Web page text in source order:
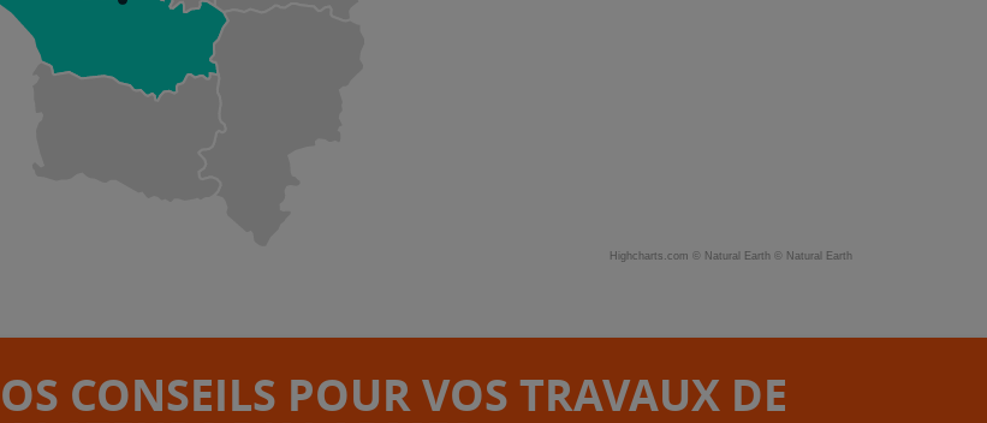
Highcharts.com © Natural Earth © Natural Earth
CONSEILS POUR VOS TRAVAUX DE